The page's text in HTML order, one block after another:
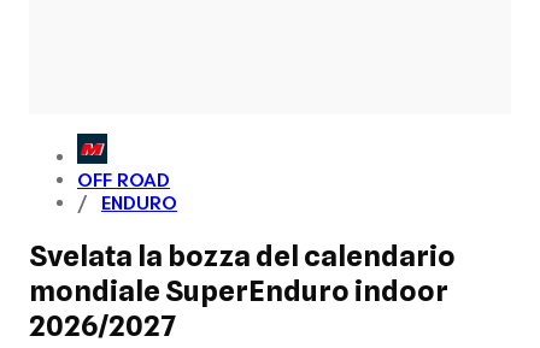
OFF ROAD
ENDURO
Svelata la bozza del calendario
mondiale SuperEnduro indoor
2026/2027